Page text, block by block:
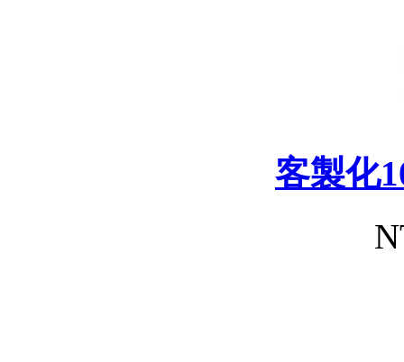
客製化